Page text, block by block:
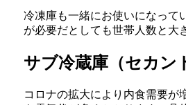
冷凍庫も一緒にお使いになって
が必要だとしても世帯人数と大
サブ冷蔵庫（セカン
コロナの拡大により内食需要が